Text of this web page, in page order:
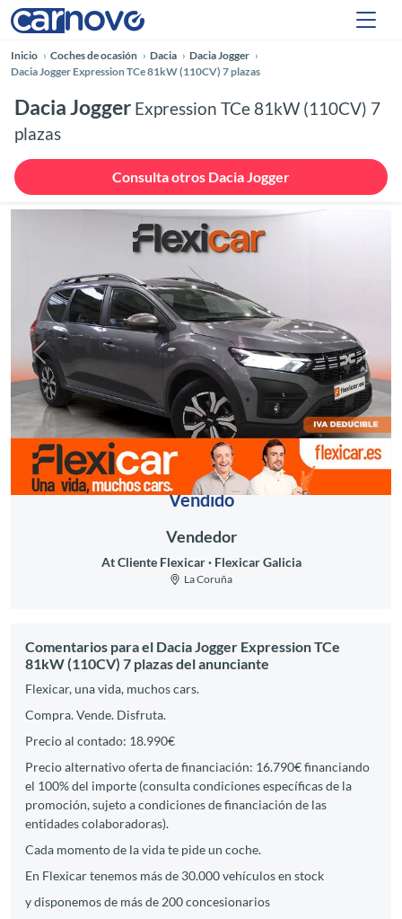
Inicio Coches de ocasión Dacia
Dacia Jogger
Dacia Jogger Expression TCe 81kW (110CV) 7 plazas
Dacia Jogger Expression TCe 81kW (110CV) 7
plazas
Consulta otros Dacia Jogger
Anterior
Vendido
Vendedor
At Cliente Flexicar Flexicar Galicia
La Coruña
Comentarios para el Dacia Jogger Expression TCe
81kW (110CV) 7 plazas del anunciante
Flexicar, una vida, muchos cars.
Compra. Vende. Disfruta.
Precio al contado: 18.990€
Precio alternativo oferta de financiación: 16.790€ financiando
el 100% del importe (consulta condiciones específicas de la
promoción, sujeto a condiciones de financiación de las
entidades colaboradoras).
Cada momento de la vida te pide un coche.
En Flexicar tenemos más de 30.000 vehículos en stock
y disponemos de más de 200 concesionarios